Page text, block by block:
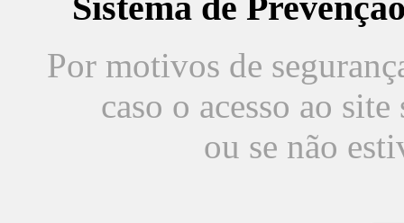
Por motivos de
caso o acesso ao
ou se não